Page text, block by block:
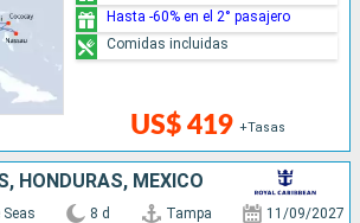
US$ 419 +Tasas
Hasta -60% en el 2° pasajero
Comidas incluidas
HONDURAS, MÉXICO
8 d Tampa 11/09/2027